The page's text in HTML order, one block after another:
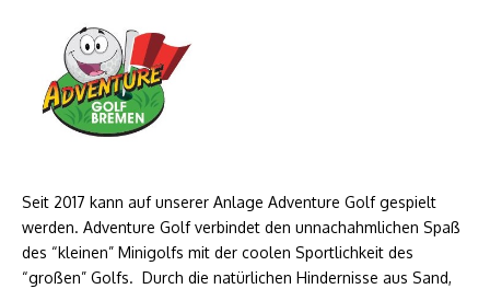
Seit 2017 kann auf unserer Anlage Adventure Golf gespielt
werden. Adventure Golf verbindet den unnachahmlichen Spaß
des “kleinen” Minigolfs mit der coolen Sportlichkeit des
“großen” Golfs. Durch die natürlichen Hindernisse aus Sand,